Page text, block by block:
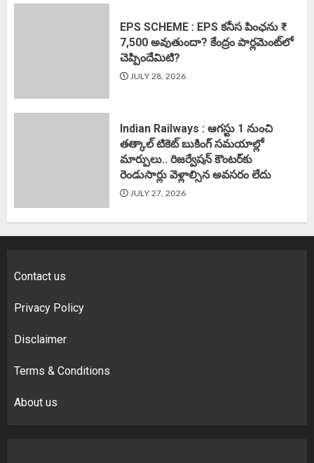
EPS SCHEME : EPS కనీస పింఛను ₹
7,500 అవుతుందా? కేంద్రం పార్లమెంట్‌లో
చెప్పిందేమిటి?
JULY 28, 2026
Indian Railways : ఆగస్టు 1 నుంచి
తత్కాల్‌ టికెట్‌ బుకింగ్‌ సమయాల్లో
మార్పులు.. రిజర్వేషన్ కౌంటర్‌కు
రెండుసార్లు వెళ్లాల్సిన అవసరం లేదు
JULY 27, 2026
Contact us
Privacy Policy
Disclaimer
Terms & Conditions
About us